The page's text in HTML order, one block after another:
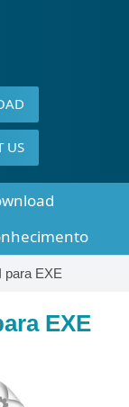
US
para EXE
EXE